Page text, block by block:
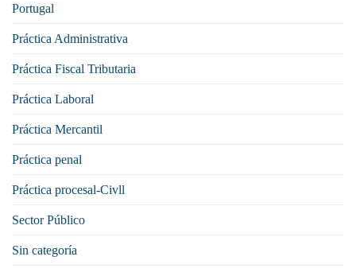
Portugal
Práctica Administrativa
Práctica Fiscal Tributaria
Práctica Laboral
Práctica Mercantil
Práctica penal
Práctica procesal-Civll
Sector Público
Sin categoría